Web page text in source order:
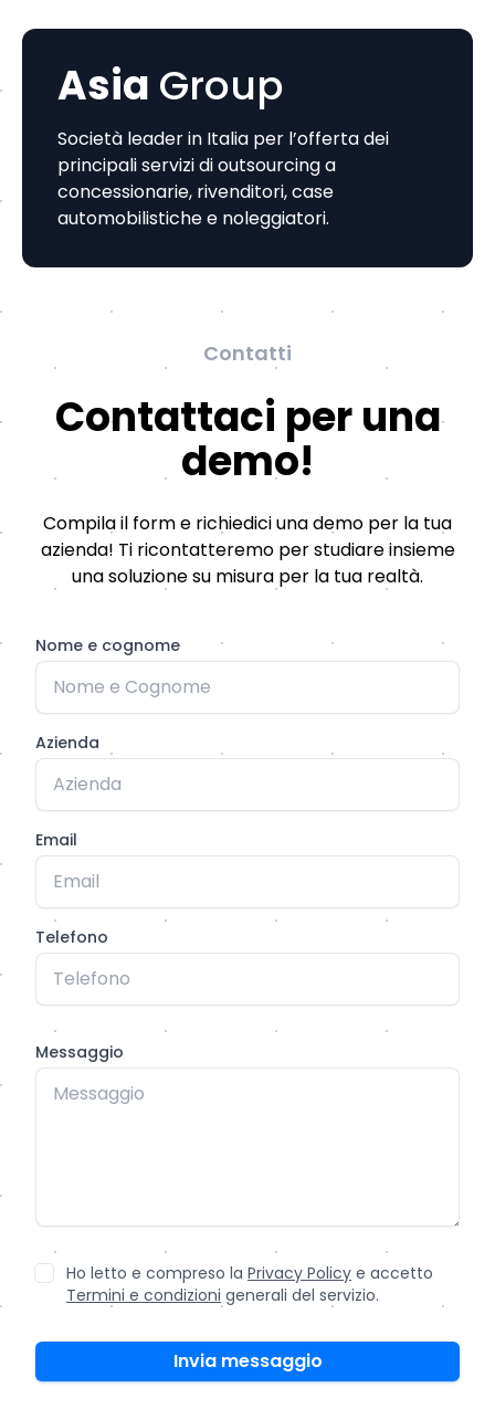
Asia Group
Società leader in Italia per l’offerta dei
principali servizi di outsourcing a
concessionarie, rivenditori, case
automobilistiche e noleggiatori.
Contatti
Contattaci per una
demo!
Compila il form e richiedici una demo per la tua
azienda! Ti ricontatteremo per studiare insieme
una soluzione su misura per la tua realtà.
Nome e cognome
Azienda
Email
Telefono
Messaggio
Ho letto e compreso la Privacy Policy e accetto
Termini e condizioni generali del servizio.
Invia messaggio